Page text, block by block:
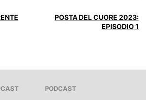
POSTA DEL CUORE 2023:
EPISODIO 1
PODCAST